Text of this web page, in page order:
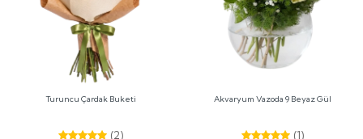
Turuncu Çardak Buketi
(2)
Akvaryum Vazoda 9 Beyaz Gül
(1)